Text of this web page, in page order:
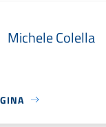
Michele Colella